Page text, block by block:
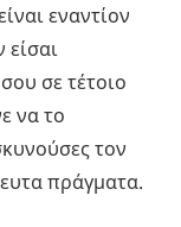
εναντίον
σε τέτοιο
να το
τον
πράγματα.